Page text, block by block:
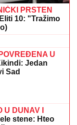
PRSTEN
10: "Tražimo
Ojadili
onda je usledila
(FOTO)
Sad